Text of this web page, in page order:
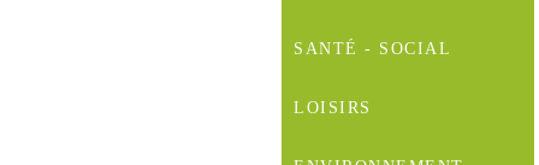
SANTÉ - SOCIAL
LOISIRS